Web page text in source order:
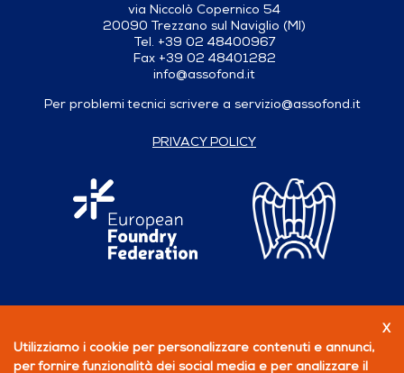
via Niccolò Copernico 54
20090 Trezzano sul Naviglio (MI)
Tel. +39 02 48400967
Fax +39 02 48401282
info@assofond.it
Per problemi tecnici scrivere a servizio@assofond.it
PRIVACY POLICY
X
Utilizziamo i cookie per personalizzare contenuti e annunci,
per fornire funzionalità dei social media e per analizzare il